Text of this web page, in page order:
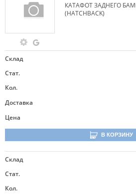
КАТАФОТ ЗАДНЕГО
(HATCHBACK)
Склад
Стат.
Кол.
Доставка
Цена
В КОРЗИНУ
Склад
Стат.
Кол.